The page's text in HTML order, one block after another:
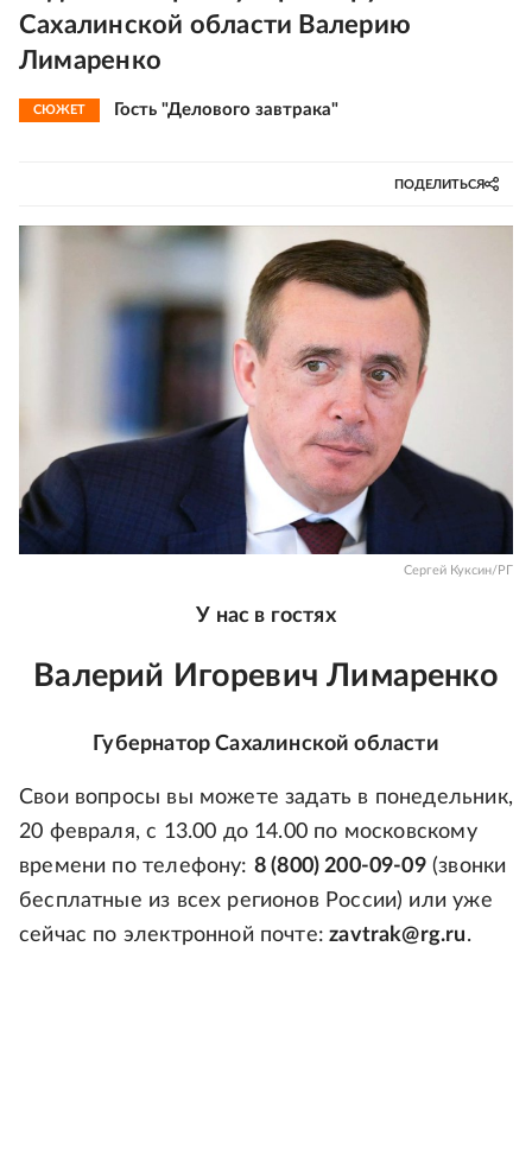
Сахалинской области Валерию
Лимаренко
СЮЖЕТ Гость "Делового завтрака"
ПОДЕЛИТЬСЯ
Сергей Куксин/РГ
У нас в гостях
Валерий Игоревич Лимаренко
Губернатор Сахалинской области
Свои вопросы вы можете задать в понедельник,
20 февраля, с 13.00 до 14.00 по московскому
времени по телефону: 8 (800) 200-09-09(звонки
бесплатные из всех регионов России) или уже
сейчас по электронной почте: zavtrak@rg.ru.